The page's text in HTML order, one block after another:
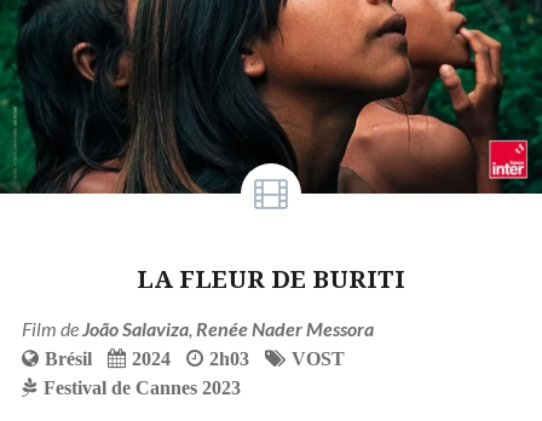
LA FLEUR DE BURITI
Film de João Salaviza, Renée Nader Messora
Brésil 2024 2h03
VOST
Festival de Cannes 2023